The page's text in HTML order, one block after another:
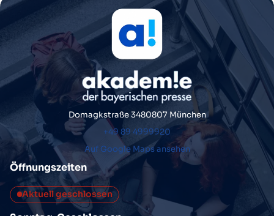
Öffnungszeiten
Aktuell geschlossen
Domagkstraße 3480807 München
+49 89 4999920
Auf Google Maps ansehen